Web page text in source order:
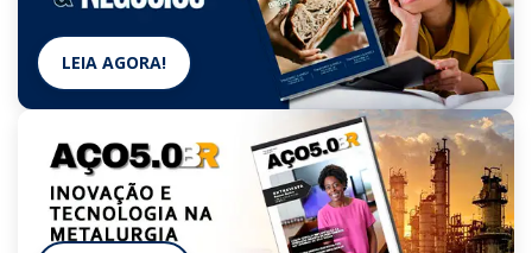
LEIA AGORA!